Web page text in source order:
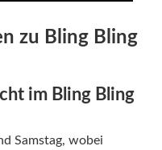
zu Bling Bling
im Bling Bling
Samstag, wobei